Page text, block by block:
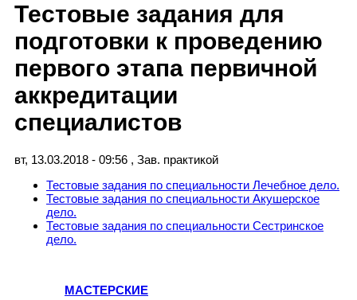
Тестовые задания для
подготовки к проведению
первого этапа первичной
аккредитации
специалистов
вт, 13.03.2018 - 09:56 , Зав. практикой
Тестовые задания по специальности Лечебное дело.
Тестовые задания по специальности Акушерское
дело.
Тестовые задания по специальности Сестринское
дело.
МАСТЕРСКИЕ